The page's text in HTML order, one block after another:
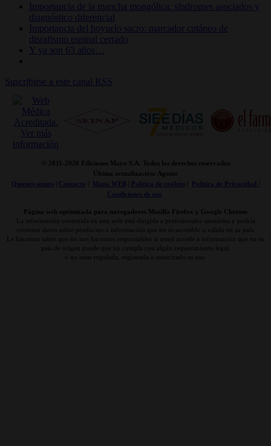
Importancia de la mancha mongólica: síndromes asociados y
diagnóstico diferencial
Importancia del hoyuelo sacro: marcador cutáneo de
disrafismo espinal cerrado
Y ya son 63 años…
Suscribirse a este canal RSS
© 2011- 2026 Ediciones Mayo S.A. Todos los derechos reservados
Última actualización: Agosto
Quienes somos| Contacto Mapa WEB| Politica de cookies|
Politica de Privacidad /
Condiciones de uso
Página web optimizada para navegadores Mozilla Firefox y Google Chrome
La información contenida en esta web está dirigida a profesionales sanitarios y podría
contener datos sobre productos o información que no es accesible o válida en su país.
Le hacemos saber que no nos hacemos responsables si usted accede a información que en su
país de origen puede que no cumpla con algún requerimiento legal,
o no estar regulada, registrada o autorizado su uso.